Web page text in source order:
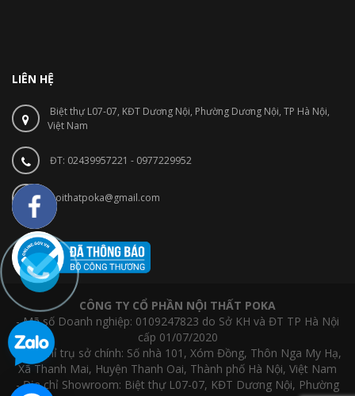
LIÊN HỆ
Biệt thự L07-07, KĐT Dương Nội, Phường Dương Nội, TP Hà Nội,
Việt Nam
ĐT: 02439957221 - 0977229952
noithatpoka@gmail.com
CÔNG TY CỔ PHẦN NỘI THẤT POKA
- Mã số Doanh nghiệp: 0109247823 do Sở KH và ĐT TP Hà Nội
cấp 01/07/2020
- Địa chỉ trụ sở chính: Số nhà 101, Xóm Đồng, Thôn Nga My Hạ,
Xã Thanh Mai, Huyện Thanh Oai, Thành phố Hà Nội, Việt Nam
- Địa chỉ Showroom: Biệt thự L07-07, KĐT Dương Nội, Phường